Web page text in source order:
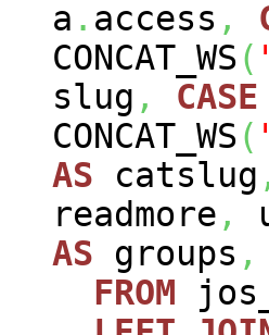
a . access ,
CONCAT_WS(
slug , CASE
CONCAT_WS(
AS catslug
readmore ,
AS groups ,
FROM